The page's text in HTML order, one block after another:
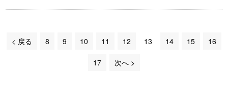
< 戻る 8 9 10 11 12 13 14 15 16
17 次へ >